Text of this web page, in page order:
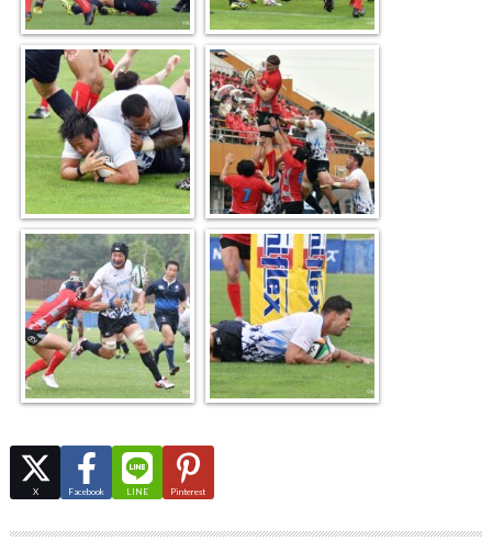
X Facebook LINE Pinterest